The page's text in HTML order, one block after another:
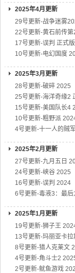
2025年4月更新
29号更新-战争迷雾
22号更新-黄石前传第
17号更新-误判 正式
10号更新-电幻国度
2025年3月更新
28号更新-破碎 2025
25号更新-海洋奇缘2
15号更新-美国队长4
10号更新-粗野派
4号更新-十一人的贼
2025年2月更新
27号更新-九月五日
24号更新-峡谷 2025
16号更新-误判 2024
6号更新-毒液3：最后
2025年1月更新
19号更新-狮子王
13号更新-玛丽亚卡
8号更新-猎人克莱文
4号更新-角斗士2
2号更新-鱿鱼游戏